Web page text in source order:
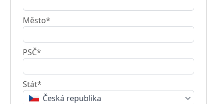
Město*
PSČ*
Stát*
Česká republika